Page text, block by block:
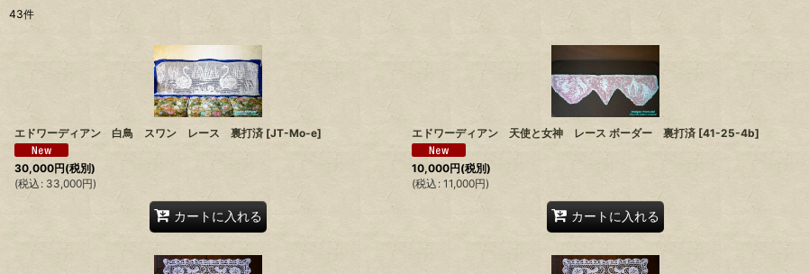
表示数
絞り込む
43件
エドワーディアン 白鳥 スワン レース 裏打済 [JT-Mo-e]
30,000円(税別)
(税込 : 33,000円)
カートに入れる
エドワーディアン 天使と女神 レース ボーダー 裏打済 [41-25-4b]
10,000円(税別)
(税込 : 11,000円)
カートに入れる